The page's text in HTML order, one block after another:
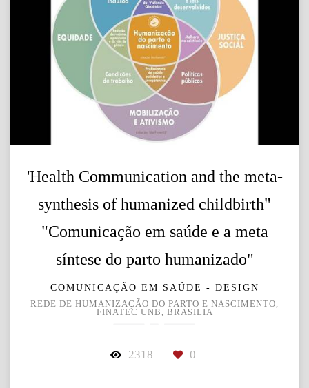
'Health Communication and the meta-
synthesis of humanized childbirth"
"Comunicação em saúde e a meta
síntese do parto humanizado"
COMUNICAÇÃO EM SAÚDE - DESIGN
REDE DE HUMANIZAÇÃO DO PARTO E NASCIMENTO,
FINATEC UNB, BRASILIA
2318 0